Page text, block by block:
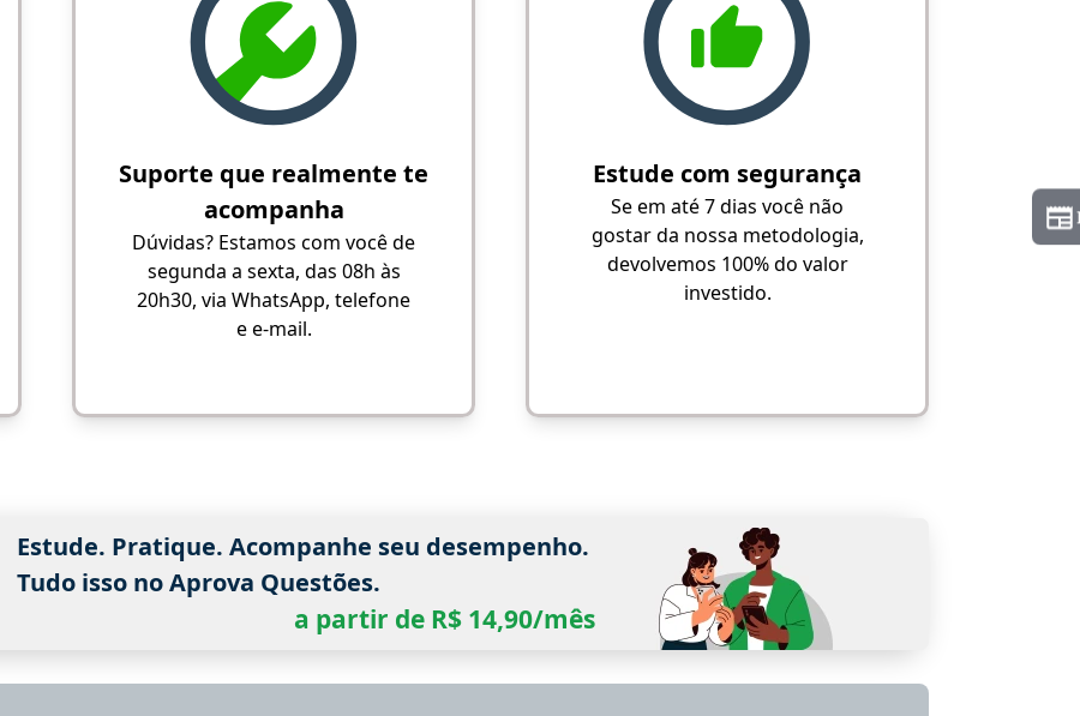
Suporte que realmente te
acompanha
Dúvidas? Estamos com você de
segunda a sexta, das 08h às
20h30, via WhatsApp, telefone
e e-mail.
Estude com segurança
Se em até 7 dias você não
gostar da nossa metodologia,
devolvemos 100% do valor
investido.
Estude. Pratique. Acompanhe seu desempenho.
Tudo isso no Aprova Questões.
a partir de R$ 14,90/mês